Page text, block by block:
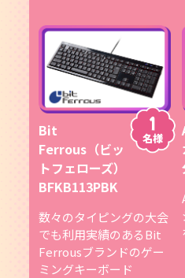
Bit
Ferrous（ビッ
トフェローズ）
BFKB113PBK
数々のタイピングの大会
でも利用実績のあるBit
Ferrousブランドのゲー
ミングキーボード
1
名様